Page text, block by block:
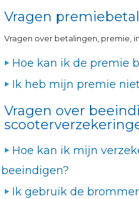
Vragen
Vragen over betalingen, premie,
Hoe kan ik de premie
Ik heb mijn premie
Vragen over
Hoe kan ik mijn
beeindigen?
Ik gebruik de